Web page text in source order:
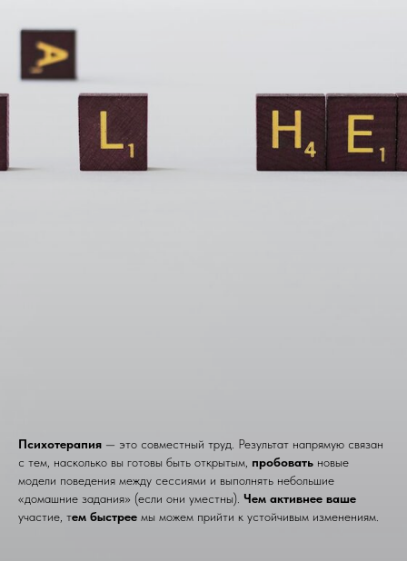
Психотерапия — это совместный труд. Результат напрямую связан
с тем, насколько вы готовы быть открытым, пробовать новые
модели поведения между сессиями и выполнять небольшие
«домашние задания» (если они уместны). Чем активнее ваше
участие, тем быстрее мы можем прийти к устойчивым изменениям.